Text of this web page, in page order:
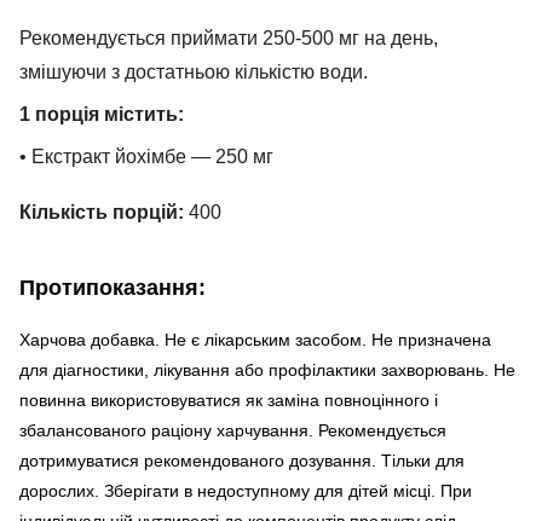
Рекомендується приймати 250-500 мг на день,
змішуючи з достатньою кількістю води.
1 порція містить:
• Екстракт йохімбе — 250 мг
Кількість порцій: 400
Протипоказання:
Харчова добавка. Не є лікарським засобом. Не призначена
для діагностики, лікування або профілактики захворювань. Не
повинна використовуватися як заміна повноцінного і
збалансованого раціону харчування. Рекомендується
дотримуватися рекомендованого дозування. Тільки для
дорослих. Зберігати в недоступному для дітей місці. При